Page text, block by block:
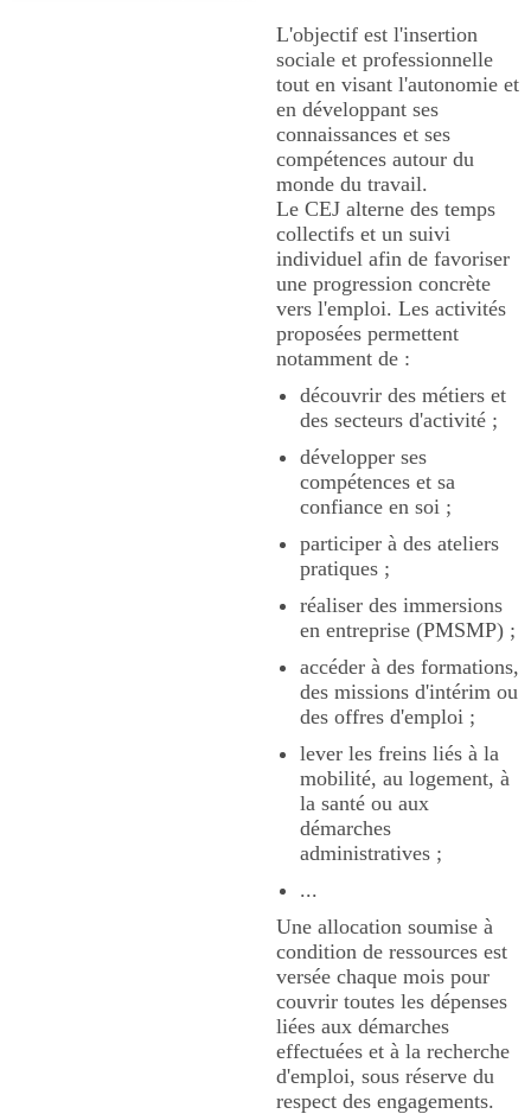
L'objectif est l'insertion
sociale et professionnelle
tout en visant l'autonomie et
en développant ses
connaissances et ses
compétences autour du
monde du travail.
Le CEJ alterne des temps
collectifs et un suivi
individuel afin de favoriser
une progression concrète
vers l'emploi. Les activités
proposées permettent
notamment de :
découvrir des métiers et
des secteurs d'activité ;
développer ses
compétences et sa
confiance en soi ;
participer à des ateliers
pratiques ;
réaliser des immersions
en entreprise (PMSMP) ;
accéder à des formations,
des missions d'intérim ou
des offres d'emploi ;
lever les freins liés à la
mobilité, au logement, à
la santé ou aux
démarches
administratives ;
...
Une allocation soumise à
condition de ressources est
versée chaque mois pour
couvrir toutes les dépenses
liées aux démarches
effectuées et à la recherche
d'emploi, sous réserve du
respect des engagements.